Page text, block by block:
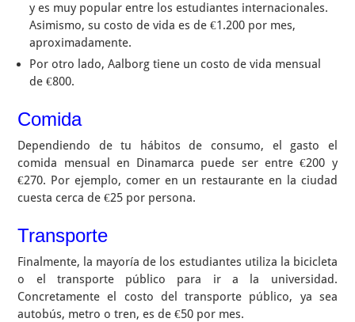
y es muy popular entre los estudiantes internacionales.
Asimismo, su costo de vida es de €1.200 por mes,
aproximadamente.
Por otro lado, Aalborg tiene un costo de vida mensual
de €800.
Comida
Dependiendo de tu hábitos de consumo, el gasto el
comida mensual en Dinamarca puede ser entre €200 y
€270. Por ejemplo, comer en un restaurante en la ciudad
cuesta cerca de €25 por persona.
Transporte
Finalmente, la mayoría de los estudiantes utiliza la bicicleta
o el transporte público para ir a la universidad.
Concretamente el costo del transporte público, ya sea
autobús, metro o tren, es de €50 por mes.